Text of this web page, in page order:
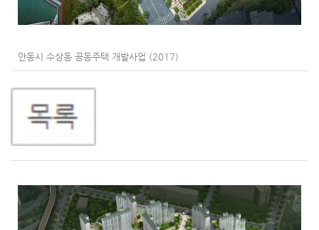
안동시 수상동 공동주택 개발사업 (2017)